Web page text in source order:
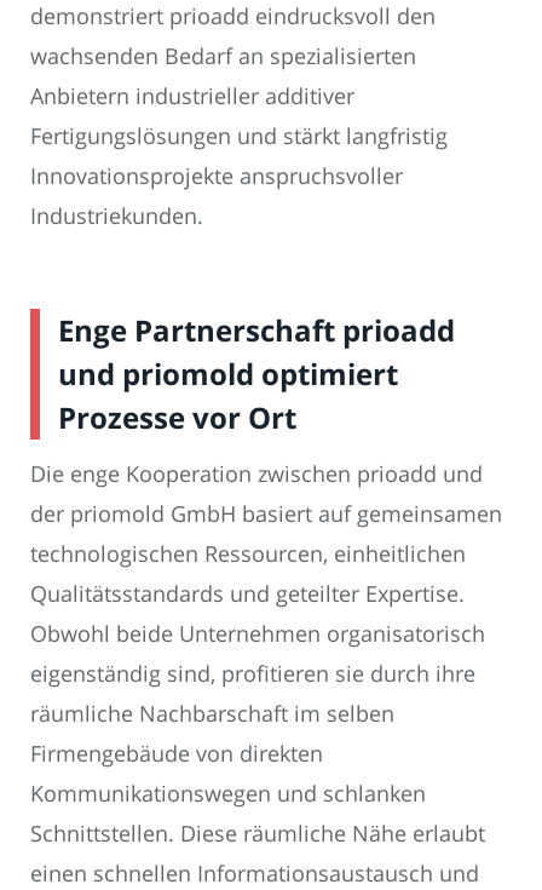
demonstriert prioadd eindrucksvoll den
wachsenden Bedarf an spezialisierten
Anbietern industrieller additiver
Fertigungslösungen und stärkt langfristig
Innovationsprojekte anspruchsvoller
Industriekunden.
Enge Partnerschaft prioadd
und priomold optimiert
Prozesse vor Ort
Die enge Kooperation zwischen prioadd und
der priomold GmbH basiert auf gemeinsamen
technologischen Ressourcen, einheitlichen
Qualitätsstandards und geteilter Expertise.
Obwohl beide Unternehmen organisatorisch
eigenständig sind, profitieren sie durch ihre
räumliche Nachbarschaft im selben
Firmengebäude von direkten
Kommunikationswegen und schlanken
Schnittstellen. Diese räumliche Nähe erlaubt
einen schnellen Informationsaustausch und